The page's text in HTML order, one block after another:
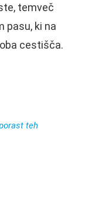
temveč
pasu, ki na
cestišča.
teh